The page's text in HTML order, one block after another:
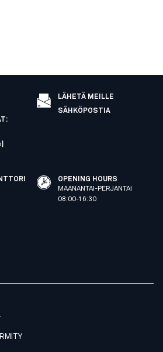
:
LÄHETÄ MEILLE
SÄHKÖPOSTIA
OPENING HOURS
MAANANTAI-PERJANTAI
08:00-16:30